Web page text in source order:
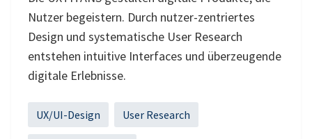
Nutzer begeistern. Durch nutzer-zentriertes
Design und systematische User Research
entstehen intuitive Interfaces und überzeugende
digitale Erlebnisse.
UX/UI-Design User Research